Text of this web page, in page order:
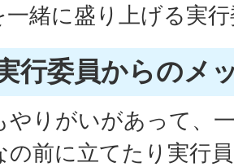
緒に盛り上げる実
行委員からのメ
やりがいがあって、
の前に立てたり実行